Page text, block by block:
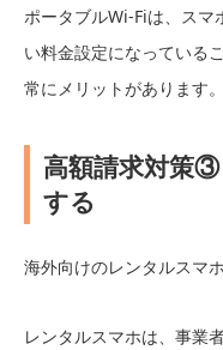
ポータブルWi-Fiは、スマ
い料金設定になっている
常にメリットがあります。
高額請求対策
する
海外向けのレンタルスマ
レンタルスマホは、事業